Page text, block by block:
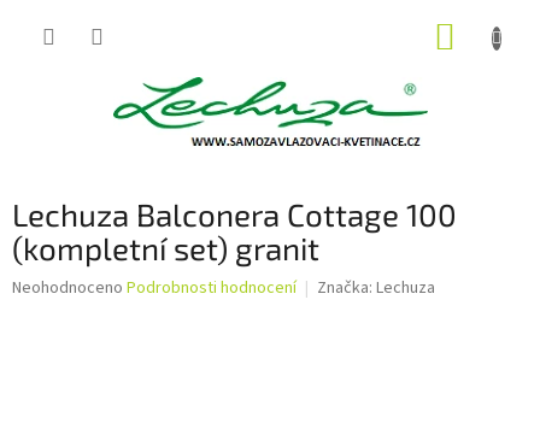
Lechuza Balconera Cottage 100
(kompletní set) granit
Průměrné
Neohodnoceno Podrobnosti hodnocení Značka: Lechuza